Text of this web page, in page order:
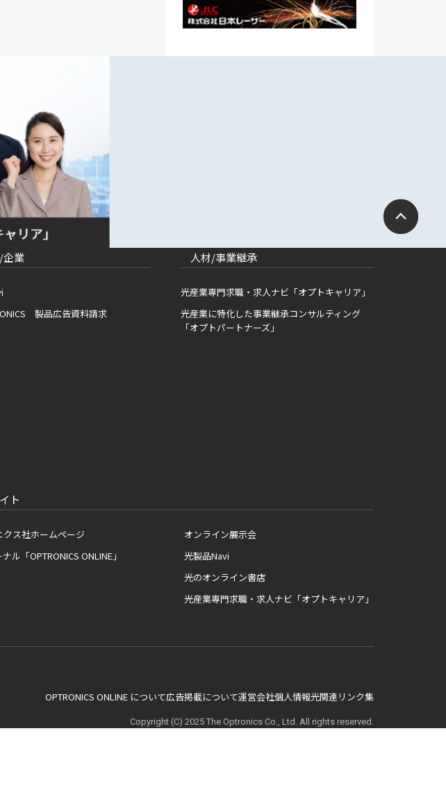
企業
製品広告資料請求
人材/事業継承
光産業専門求職・求人ナビ「オプトキャリア」
光産業に特化した事業継承コンサルティング
「オプトパートナーズ」
ト
クス社ホームページ
ル「OPTRONICS ONLINE」
オンライン展示会
光製品Navi
光のオンライン書店
光産業専門求職・求人ナビ「オプトキャリア」
OPTRONICS ONLINE について広告掲載について運営会社個人情報光関連リンク集
Copyright (C) 2025 The Optronics Co., Ltd. All rights reserved.